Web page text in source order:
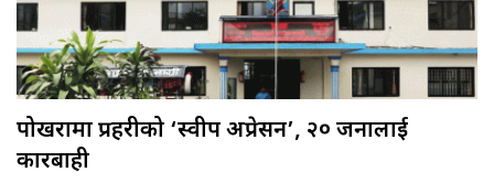
पोखरामा प्रहरीको ‘स्वीप अप्रेसन’, २० जनालाई
कारबाही